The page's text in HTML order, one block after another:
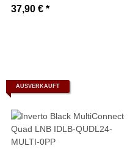
(0,2dB)
37,90 € *
AUSVERKAUFT